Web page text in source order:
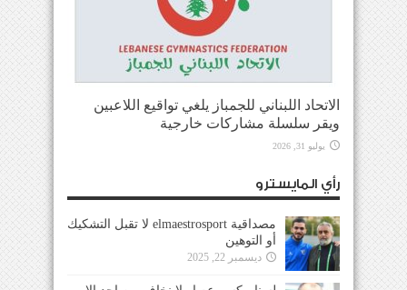
الاتحاد اللبناني للجمباز يلغي تواقيع اللاعبين
ويقر سلسلة مشاركات خارجية
يوليو 31, 2026
رأي المايسترو
مصداقية elmaestrosport لا تقبل التشكيك
أو التوهين
ديسمبر 22, 2025